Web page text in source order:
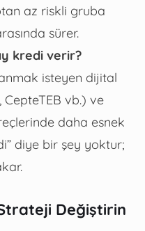
az riskli gruba
sürer.
kredi verir?
isteyen dijital
vb.) ve
daha esnek
diye bir şey yoktur;
Değiştirin